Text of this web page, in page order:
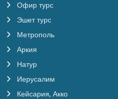
Офир турс
Эшет турс
Метрополь
Аркия
Натур
Иерусалим
Кейсария, Акко